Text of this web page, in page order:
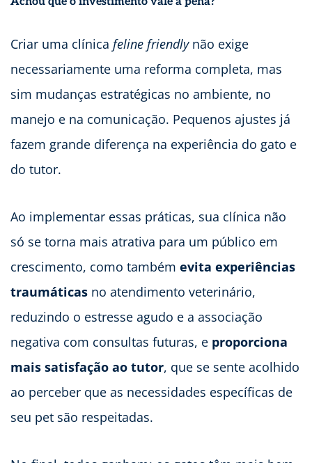
Criar uma clínica feline friendlynão exige
necessariamente uma reforma completa, mas
sim mudanças estratégicas no ambiente, no
manejo e na comunicação. Pequenos ajustes já
fazem grande diferença na experiência do gato e
do tutor.
Ao implementar essas práticas, sua clínica não
só se torna mais atrativa para um público em
crescimento, como também evita experiências
traumáticas no atendimento veterinário,
reduzindo o estresse agudo e a associação
negativa com consultas futuras, e proporciona
mais satisfação ao tutor, que se sente acolhido
ao perceber que as necessidades específicas de
seu pet são respeitadas.